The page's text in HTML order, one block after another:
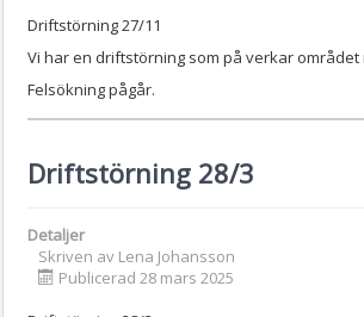
Driftstörning 27/11
Vi har en driftstörning som på verkar området
Felsökning pågår.
Driftstörning 28/3
Detaljer
Skriven av Lena Johansson
Publicerad 28 mars 2025